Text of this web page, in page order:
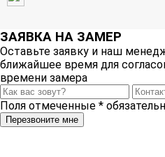
ЗАЯВКА НА ЗАМЕР
Оставьте заявку и наш
ближайшее время для
времени замера
Поля отмеченные *